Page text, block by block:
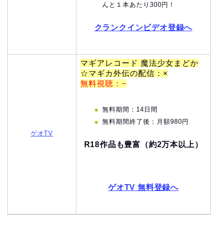
んと１本あたり300円！
クランクインビデオ登録へ
ゲオTV
マギアレコード 魔法少女まどか
☆マギカ外伝の配信：×
無料視聴：−
無料期間：14日間
無料期間終了後：月額980円
R18作品も豊富（約2万本以上）
ゲオTV 無料登録へ